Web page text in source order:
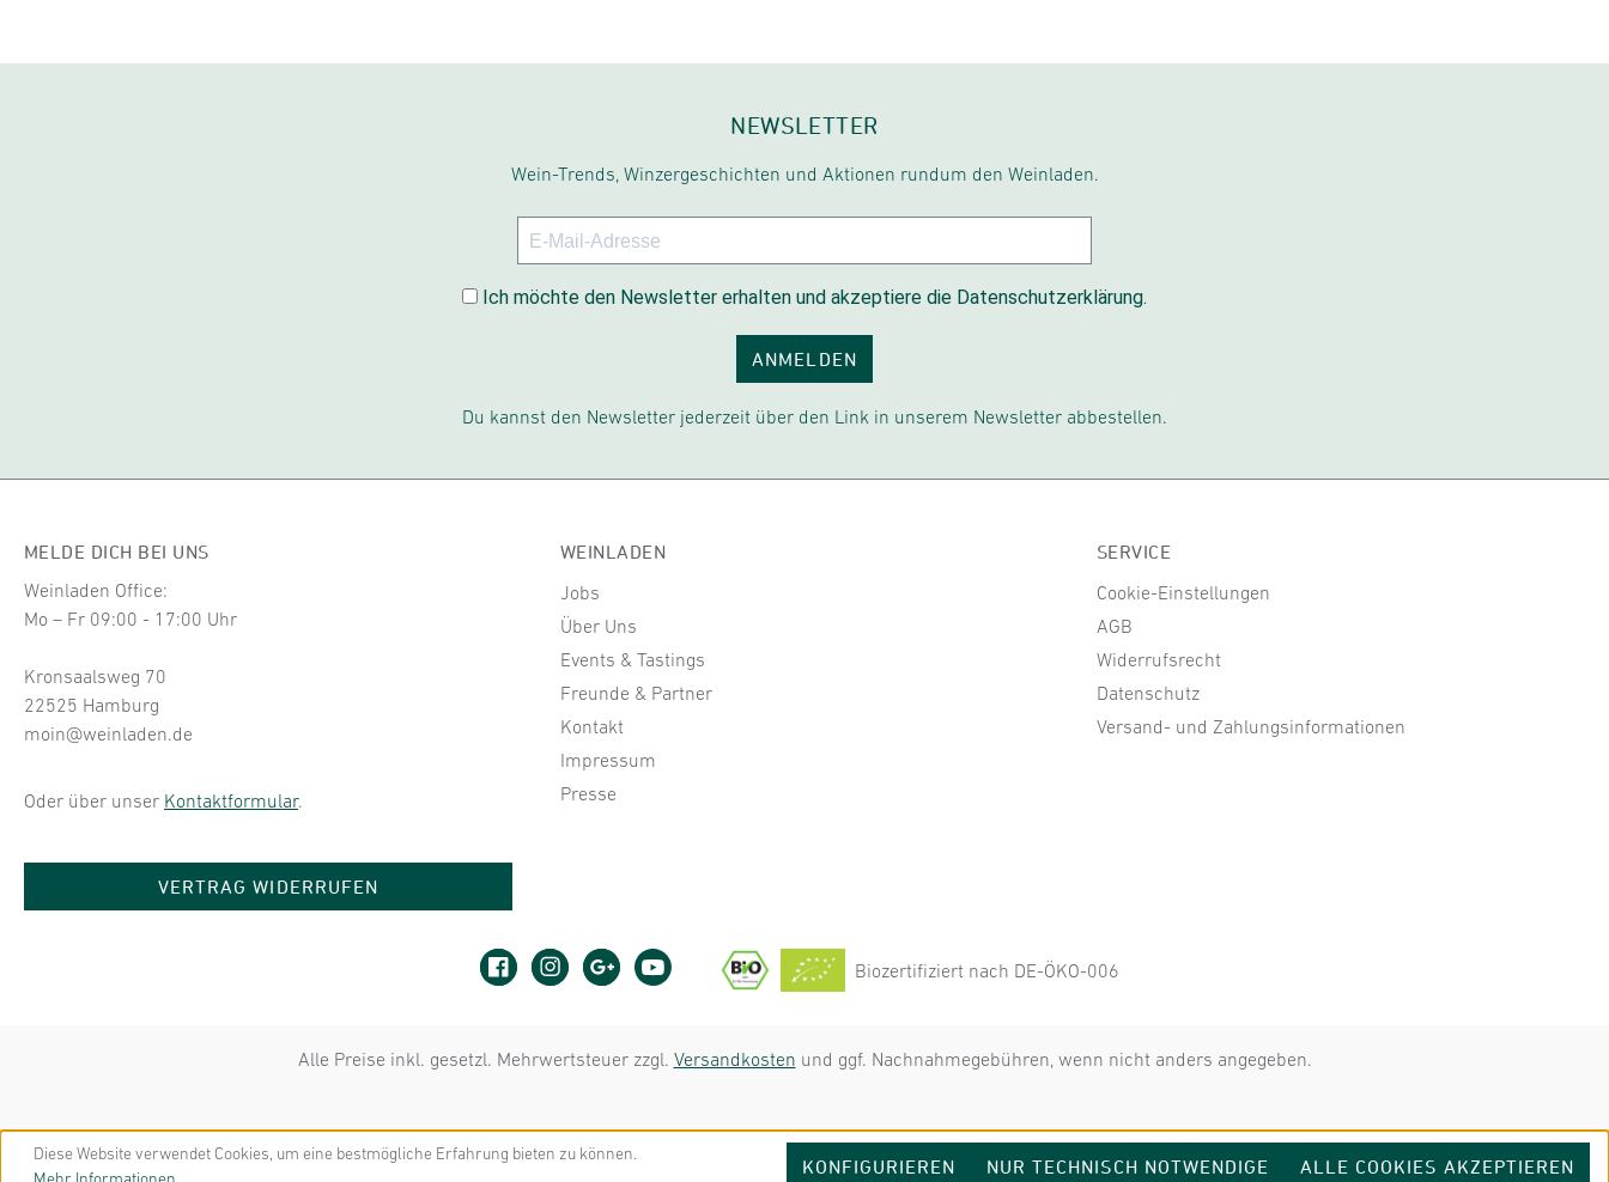
NEWSLETTER
Wein-Trends, Winzergeschichten und Aktionen rundum den Weinladen.
Ich möchte den Newsletter erhalten und akzeptiere die Datenschutzerklärung.
ANMELDEN
Du kannst den Newsletter jederzeit über den Link in unserem Newsletter abbestellen.
MELDE DICH BEI UNS
Weinladen Office:
Mo – Fr 09:00 - 17:00 Uhr
Kronsaalsweg 70
22525 Hamburg
moin@weinladen.de
Oder über unser Kontaktformular.
VERTRAG WIDERRUFEN
WEINLADEN
Jobs
Über Uns
Events & Tastings
Freunde & Partner
Kontakt
Impressum
Presse
SERVICE
Cookie-Einstellungen
AGB
Widerrufsrecht
Datenschutz
Versand- und Zahlungsinformationen
Biozertifiziert nach DE-ÖKO-006
Alle Preise inkl. gesetzl. Mehrwertsteuer zzgl. Versandkosten und ggf. Nachnahmegebühren, wenn nicht anders angegeben.
Diese Website verwendet Cookies, um eine bestmögliche Erfahrung bieten zu können.
NUR TECHNISCH NOTWENDIGE
KONFIGURIEREN ALLE COOKIES AKZEPTIEREN